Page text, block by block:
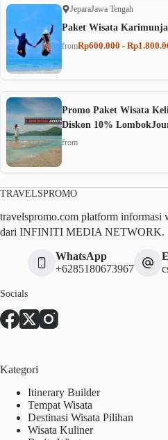
JeparaJawa Tengah
Paket Wisata
fromRp600.000 -
Promo Paket Wisata
Diskon 10%
from
TRAVELSPROMO
travelspromo.com platform informasi
dari INFINITI MEDIA NETWORK.
WhatsApp
+6285180673967
Socials
Kategori
Itinerary Builder
Tempat Wisata
Destinasi Wisata Pilihan
Wisata Kuliner